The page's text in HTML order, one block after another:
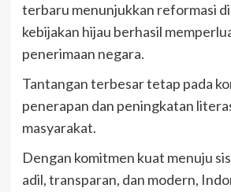
terbaru menunjukkan reformasi
kebijakan hijau berhasil
penerimaan negara.
Tantangan terbesar tetap pada
penerapan dan peningkatan
masyarakat.
Dengan komitmen kuat menuju
adil, transparan, dan modern,